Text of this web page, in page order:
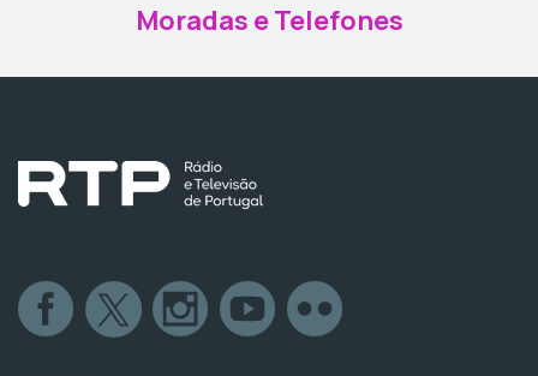
Moradas e Telefones